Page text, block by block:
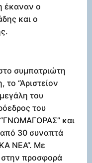
έκαναν ο
και ο
συμπατριώτη
“Αριστείον
του
του
και
30 συναπτά
ΝΕΑ”. Με
προσφορά